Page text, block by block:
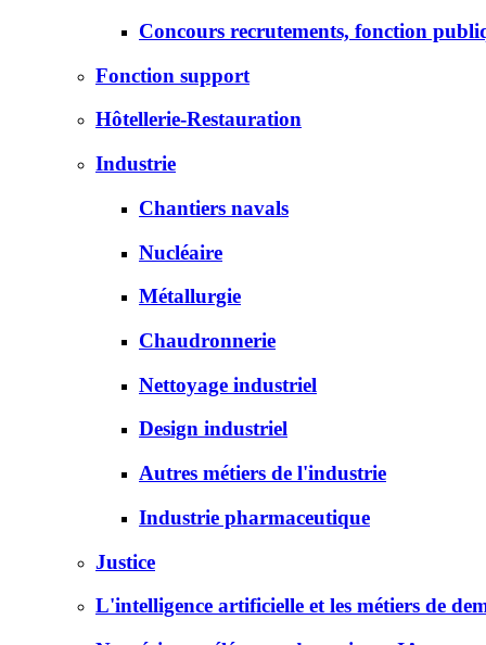
Concours recrutements, fonction
Fonction support
Hôtellerie-Restauration
Industrie
Chantiers navals
Nucléaire
Métallurgie
Chaudronnerie
Nettoyage industriel
Design industriel
Autres métiers de l'industrie
Industrie pharmaceutique
Justice
L'intelligence artificielle et les métiers de